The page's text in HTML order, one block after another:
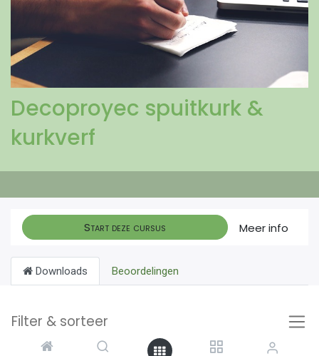
Decoproyec spuitkurk &
kurkverf
Start deze cursus Meer info
Downloads Beoordelingen
Filter & sorteer